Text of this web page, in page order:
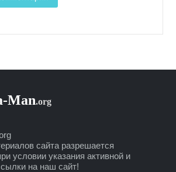
сайта разрешается
условии указания активной и
на наш сайт!